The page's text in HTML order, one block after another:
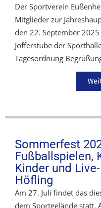
Der Sportverein
Mitglieder zur
den 22. September
Jofferstube der
Tagesordnung
Sommerfest
Fußballspielen,
Kinder und
Höfling
Am 27. Juli findet das
dem Sportgelände statt.